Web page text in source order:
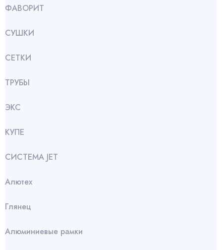
ФАВОРИТ
СУШКИ
СЕТКИ
ТРУБЫ
ЭКС
КУПЕ
СИСТЕМА JET
Алютех
Глянец
Алюминиевые рамки